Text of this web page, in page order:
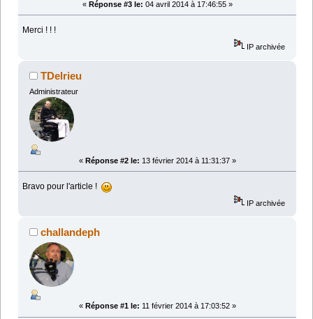
« Réponse #3 le: 04 avril 2014 à 17:46:55 »
Merci ! ! !
IP archivée
TDelrieu
Administrateur
« Réponse #2 le: 13 février 2014 à 11:31:37 »
Bravo pour l'article !
IP archivée
challandeph
« Réponse #1 le: 11 février 2014 à 17:03:52 »